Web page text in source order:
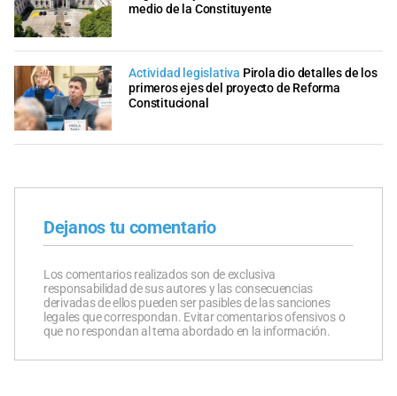
medio de la Constituyente
Actividad legislativa Pirola dio detalles de los
primeros ejes del proyecto de Reforma
Constitucional
Dejanos tu comentario
Los comentarios realizados son de exclusiva
responsabilidad de sus autores y las consecuencias
derivadas de ellos pueden ser pasibles de las sanciones
legales que correspondan. Evitar comentarios ofensivos o
que no respondan al tema abordado en la información.